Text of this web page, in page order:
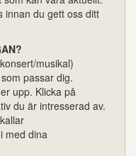
innan du gett oss ditt
musikal)
passar dig.
upp. Klicka på
du är intresserad av.
med dina